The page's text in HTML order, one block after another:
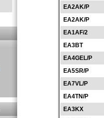
EA2AK/P
EA2AK/P
EA1AF/2
EA3BT
EA4GEL/P
EA5SR/P
EA7VL/P
EA4TN/P
EA3KX